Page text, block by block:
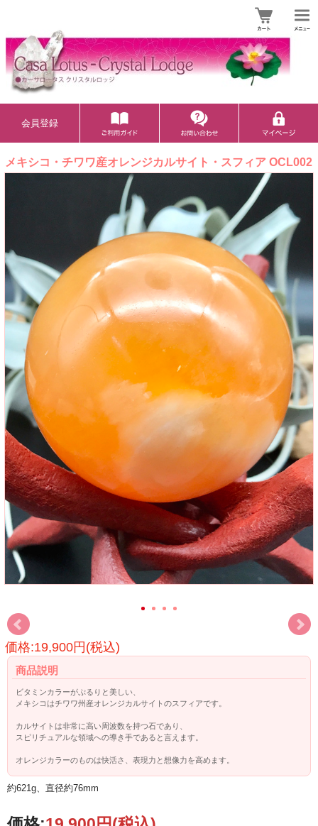
会員登録
メキシコ・チワワ産オレンジカルサイト・スフィア OCL002
価格:19,900円(税込)
商品説明
ビタミンカラーがぷるりと美しい、
メキシコはチワワ州産オレンジカルサイトのスフィアです。
カルサイトは非常に高い周波数を持つ石であり、
スピリチュアルな領域への導き手であると言えます。
オレンジカラーのものは快活さ、表現力と想像力を高めます。
約621g、直径約76mm